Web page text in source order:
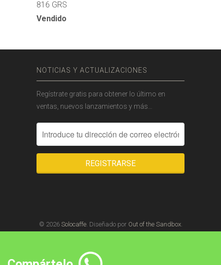
816 GRS
Vendido
NOTICIAS Y ACTUALIZACIONES
Regístrate gratis para obtener lo último en
ventas, nuevos lanzamientos y más…
© 2026 Solocaffe. Diseñado por Out of the Sandbox.